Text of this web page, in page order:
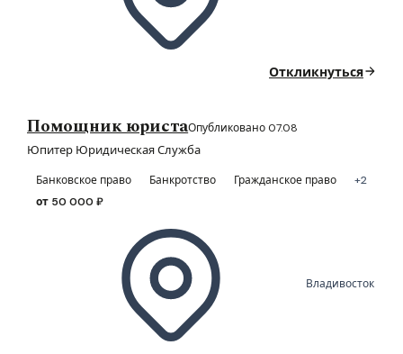
Откликнуться
Помощник юристаОпубликовано 07.08
Юпитер Юридическая Служба
Банковское право Банкротство Гражданское право
+2
от 50 000 ₽
Владивосток